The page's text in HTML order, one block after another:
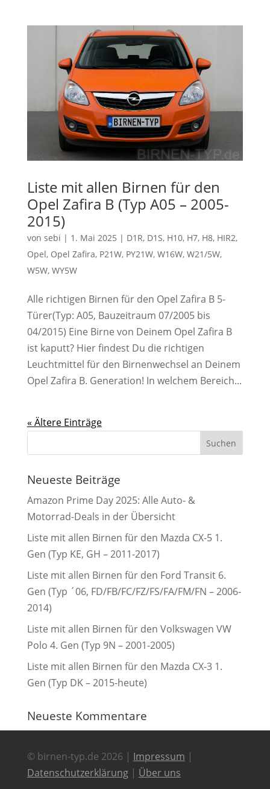
Liste mit allen Birnen für den
Opel Zafira B (Typ A05 – 2005-
2015)
von sebi | 1. Mai 2025 | D1R, D1S, H10, H7, H8, HIR2,
Opel, Opel Zafira, P21W, PY21W, W16W, W21/5W,
W5W, WY5W
Alle richtigen Birnen für den Opel Zafira B 5-
Türer(Typ: A05, Bauzeitraum 07/2005 bis
04/2015) Eine Birne von Deinem Opel Zafira B
ist kaputt? Hier findest Du die richtigen
Leuchtmittel für den Birnenwechsel an Deinem
Opel Zafira B. Generation! In welchem Bereich...
« Ältere Einträge
Neueste Beiträge
Amazon Prime Day 2025: Alle Auto- &
Motorrad-Deals in der Übersicht
Liste mit allen Birnen für den Mazda CX-5 1.
Gen (Typ KE, GH – 2011-2017)
Liste mit allen Birnen für den Ford Transit 6.
Gen (Typ ´06, FD/FB/FC/FZ/FS/FA/FM/FN – 2006-
2014)
Liste mit allen Birnen für den Volkswagen VW
Polo 4. Gen (Typ 9N – 2001-2005)
Liste mit allen Birnen für den Mazda CX-3 1.
Gen (Typ DK – 2015-heute)
Neueste Kommentare
© birnen-typ.de 2026 | Impressum |
Datenschutzerklärung| Über uns